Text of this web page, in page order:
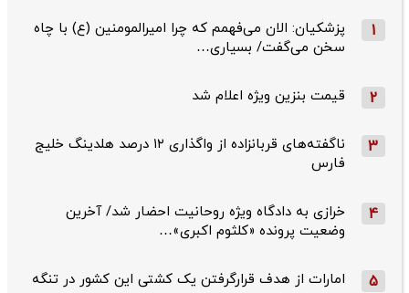
1
پزشکیان: الان می‌فهمم که چرا امیرالمومنین (ع) با چاه
سخن می‌گفت/ بسیاری…
2 قیمت بنزین ویژه اعلام شد
3
ناگفته‌های قربانزاده از واگذاری ۱۲ درصد هلدینگ خلیج
فارس
4
خرازی به دادگاه ویژه روحانیت احضار شد/ آخرین
وضعیت پرونده «کلثوم اکبری»…
5
امارات از هدف قرارگرفتن یک کشتی این کشور در تنگه